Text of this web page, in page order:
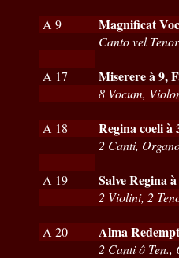
A 9 Magnificat
Canto vel
A 17 Miserere à 9,
8 Vocum,
A 18 Regina coeli à
2 Canti,
A 19 Salve Regina
2 Violini, 2
A 20 Alma
2 Canti ô Ten.,